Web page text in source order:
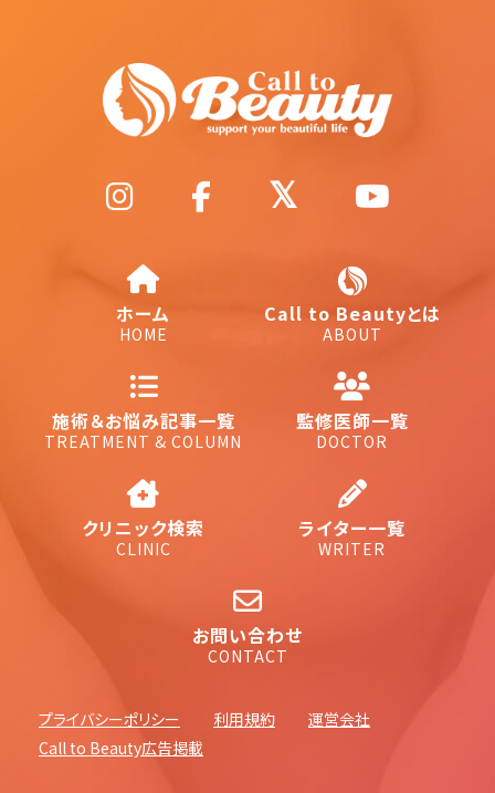
ホーム
HOME
Call to Beautyとは
ABOUT
施術＆お悩み記事一覧
TREATMENT & COLUMN
監修医師一覧
DOCTOR
クリニック検索
CLINIC
ライター一覧
WRITER
お問い合わせ
CONTACT
プライバシーポリシー 利用規約
運営会社
Call to Beauty広告掲載